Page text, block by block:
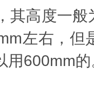
其高度一般
左右，但
用600mm